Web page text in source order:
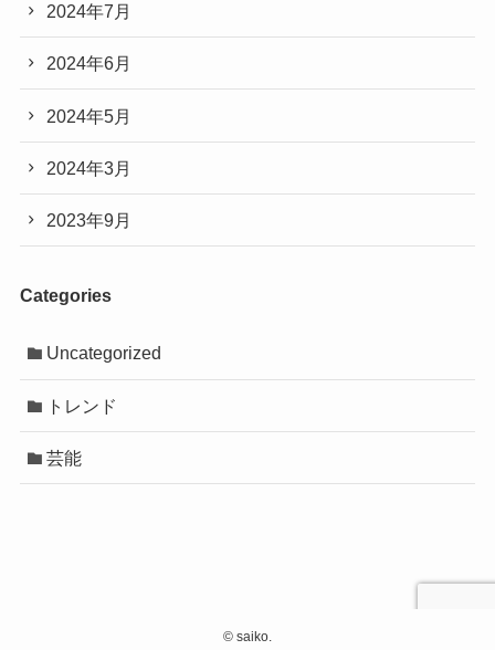
2024年7月
2024年6月
2024年5月
2024年3月
2023年9月
Categories
Uncategorized
トレンド
芸能
© saiko.